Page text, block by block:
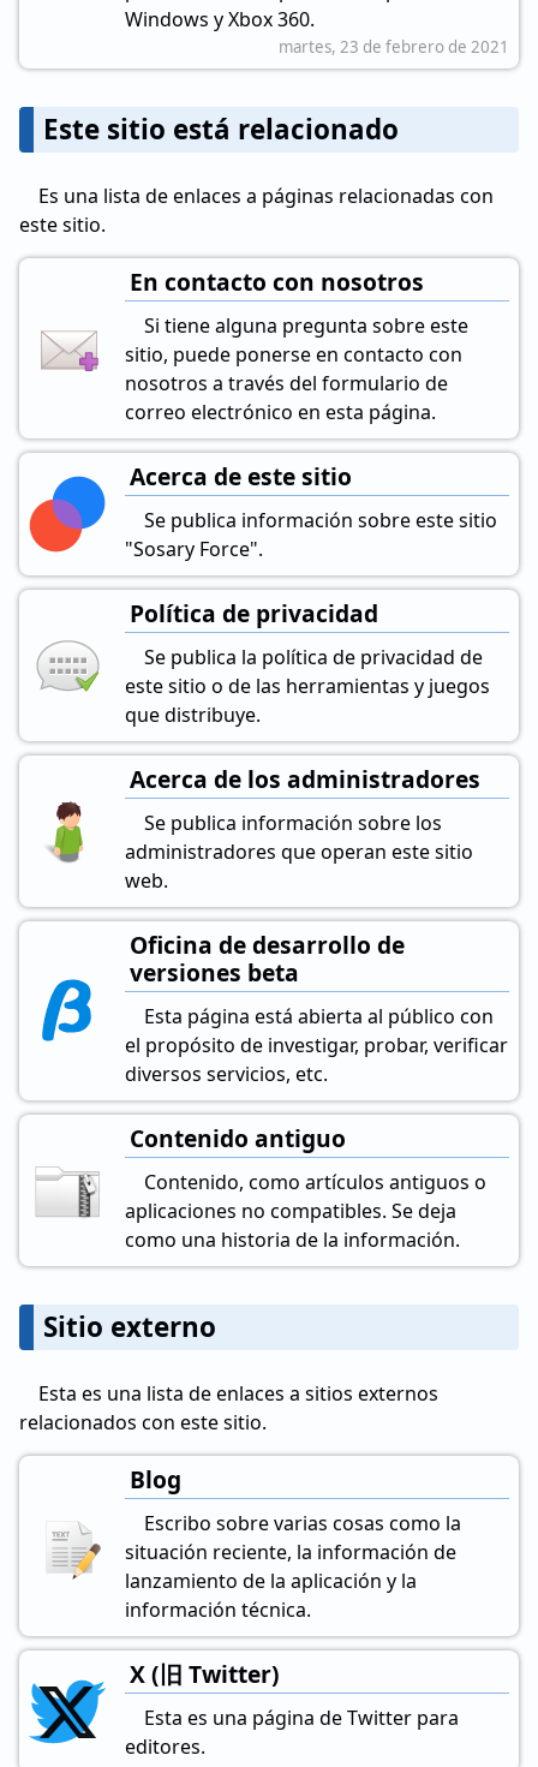
Windows y Xbox 360.
martes, 23 de febrero de 2021
Este sitio está relacionado
Es una lista de enlaces a páginas relacionadas con
este sitio.
En contacto con nosotros
Si tiene alguna pregunta sobre este
sitio, puede ponerse en contacto con
nosotros a través del formulario de
correo electrónico en esta página.
Acerca de este sitio
Se publica información sobre este sitio
"Sosary Force".
Política de privacidad
Se publica la política de privacidad de
este sitio o de las herramientas y juegos
que distribuye.
Acerca de los administradores
Se publica información sobre los
administradores que operan este sitio
web.
Oficina de desarrollo de
versiones beta
Esta página está abierta al público con
el propósito de investigar, probar, verificar
diversos servicios, etc.
Contenido antiguo
Contenido, como artículos antiguos o
aplicaciones no compatibles. Se deja
como una historia de la información.
Sitio externo
Esta es una lista de enlaces a sitios externos
relacionados con este sitio.
Blog
Escribo sobre varias cosas como la
situación reciente, la información de
lanzamiento de la aplicación y la
información técnica.
X (旧 Twitter)
Esta es una página de Twitter para
editores.